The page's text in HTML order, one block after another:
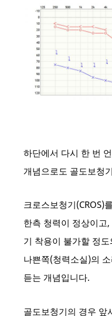
하단에서 다시 한 번
개념으로도 골도보청
크로스보청기(CROS)
한측 청력이 정상이고
기 착용이 불가할 정
나쁜쪽(청력소실)의
듣는 개념입니다.
골도보청기의 경우 앞